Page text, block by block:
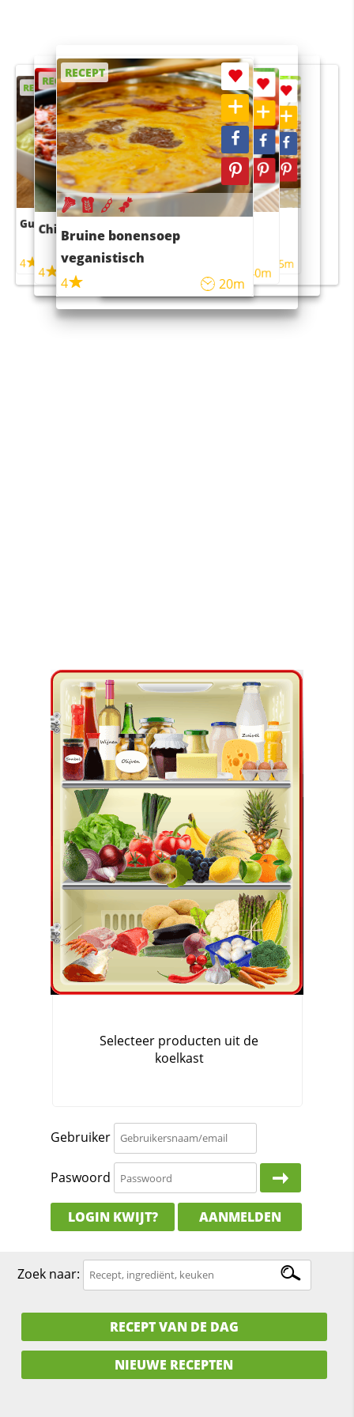
Gebruiker
Paswoord
LOGIN KWIJT? AANMELDEN
RECEPT
Guacamole
4
RECEPT
Chili con carne
4 45m
RECEPT
Bruine bonensoep
veganistisch
4
20m
RECEPT
Sushi rijstsalade
maaltijdsalade
40m
RECEPT
4 55m
Zoek naar:
RECEPT VAN DE DAG
NIEUWE RECEPTEN